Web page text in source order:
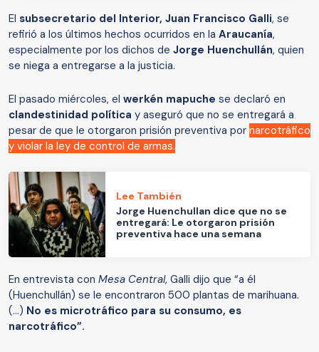
El subsecretario del Interior, Juan Francisco Galli, se
refirió a los últimos hechos ocurridos en la Araucanía,
especialmente por los dichos de Jorge Huenchullán, quien
se niega a entregarse a la justicia.
El pasado miércoles, el werkén mapuche se declaró en
clandestinidad política y aseguró que no se entregará a
pesar de que le otorgaron prisión preventiva por narcotráfico
y violar la ley de control de armas.
Lee También
Jorge Huenchullan dice que no se
entregará: Le otorgaron prisión
preventiva hace una semana
En entrevista con Mesa Central, Galli dijo que “a él
(Huenchullán) se le encontraron 500 plantas de marihuana.
(...) No es microtráfico para su consumo, es
narcotráfico”.